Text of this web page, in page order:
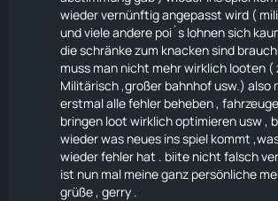
wieder vernünftig angepasst wird (
und viele andere poi´s lohnen sich
die schränke zum knacken sind
muss man nicht mehr wirklich looten (
Militärisch ,großer bahnhof usw.) also
erstmal alle fehler beheben ,
bringen loot wirklich optimieren usw ,
wieder was neues ins spiel kommt
wieder fehler hat . biite nicht falsch
ist nun mal meine ganz persönliche
grüße , gerry .